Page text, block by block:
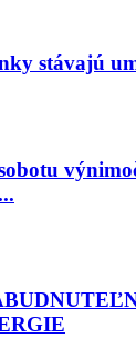
stávajú